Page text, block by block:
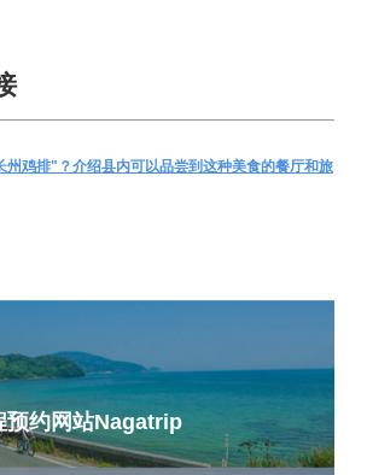
州鸡排"？介绍县内可以品尝到这种美食的餐厅和旅
预约网站Nagatrip